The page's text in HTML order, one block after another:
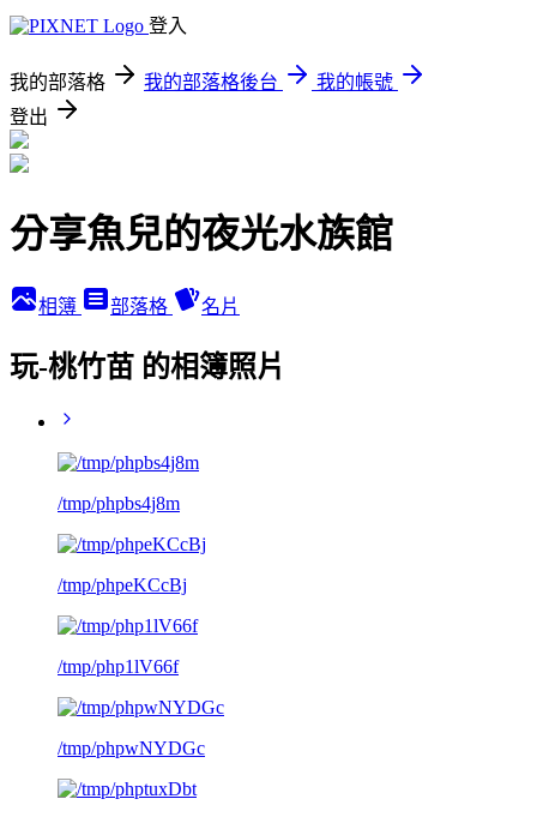
登入
我的部落格 我的部落格後台
我的帳號
登出
分享魚兒的夜光水族館
相簿 部落格 名片
玩-桃竹苗 的相簿照片
/tmp/phpbs4j8m
/tmp/phpeKCcBj
/tmp/php1lV66f
/tmp/phpwNYDGc